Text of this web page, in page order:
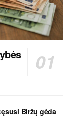
Biržų gėda